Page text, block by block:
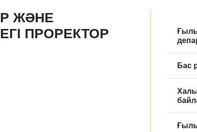
ЖӘНЕ
ПРОРЕКТОР
Бас